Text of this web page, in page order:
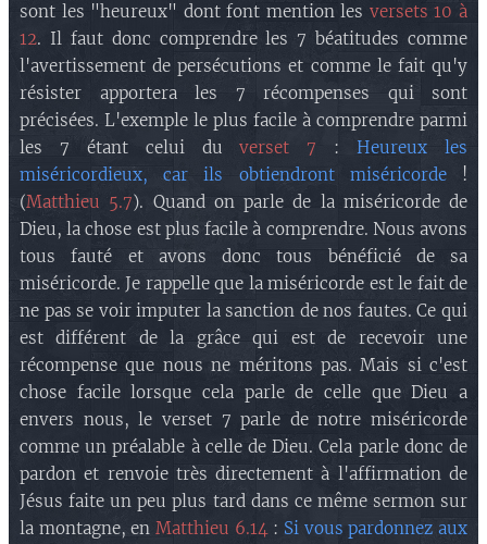
sont les "heureux" dont font mention les versets 10 à
12. Il faut donc comprendre les 7 béatitudes comme
l'avertissement de persécutions et comme le fait qu'y
résister apportera les 7 récompenses qui sont
précisées. L'exemple le plus facile à comprendre parmi
les 7 étant celui duverset 7 :Heureux les
miséricordieux, car ils obtiendront miséricorde!
(Matthieu 5.7). Quand on parle de la miséricorde de
Dieu, la chose est plus facile à comprendre. Nous avons
tous fauté et avons donc tous bénéficié de sa
miséricorde. Je rappelle que la miséricorde est le fait de
ne pas se voir imputer la sanction de nos fautes. Ce qui
est différent de la grâce qui est de recevoir une
récompense que nous ne méritons pas. Mais si c'est
chose facile lorsque cela parle de celle que Dieu a
envers nous, le verset 7 parle de notre miséricorde
comme un préalable à celle de Dieu. Cela parle donc de
pardon et renvoie très directement à l'affirmation de
Jésus faite un peu plus tard dans ce même sermon sur
la montagne, en Matthieu 6.14: Si vous pardonnez aux